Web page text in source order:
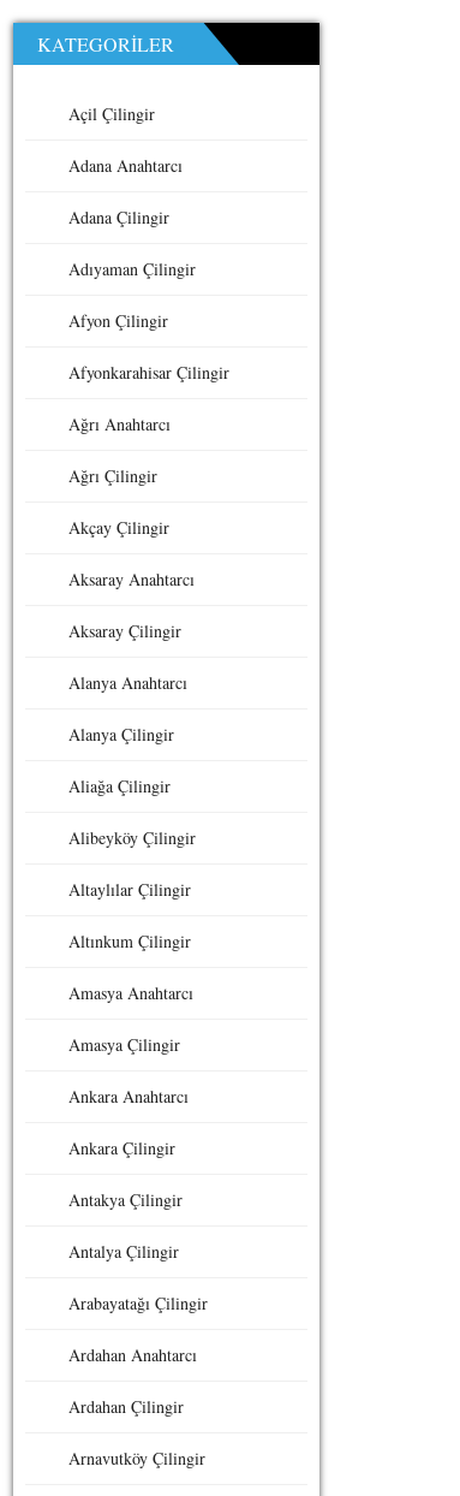
KATEGORILER
Açil Çilingir
Adana Anahtarcı
Adana Çilingir
Adıyaman Çilingir
Afyon Çilingir
Afyonkarahisar Çilingir
Ağrı Anahtarcı
Ağrı Çilingir
Akçay Çilingir
Aksaray Anahtarcı
Aksaray Çilingir
Alanya Anahtarcı
Alanya Çilingir
Aliağa Çilingir
Alibeyköy Çilingir
Altaylılar Çilingir
Altınkum Çilingir
Amasya Anahtarcı
Amasya Çilingir
Ankara Anahtarcı
Ankara Çilingir
Antakya Çilingir
Antalya Çilingir
Arabayatağı Çilingir
Ardahan Anahtarcı
Ardahan Çilingir
Arnavutköy Çilingir